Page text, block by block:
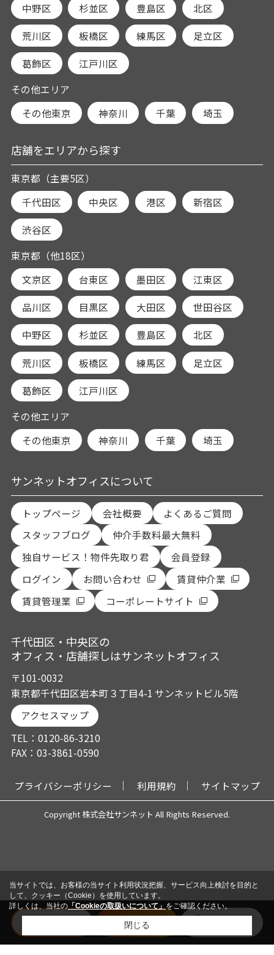
中野区 杉並区 豊島区 北区
荒川区 板橋区 練馬区 足立区
葛飾区
江戸川区
その他エリア
その他東京
神奈川 千葉 埼玉
店舗をエリアから探す
東京都（主要5区）
千代田区
中央区 港区 新宿区
渋谷区
東京都（他18区）
文京区
台東区 墨田区 江東区
品川区 目黒区 大田区 世田谷区
中野区 杉並区 豊島区 北区
荒川区 板橋区 練馬区 足立区
葛飾区
江戸川区
その他エリア
その他東京
神奈川 千葉 埼玉
サンネットオフィスについて
トップページ 会社概要
よくあるご質問
スタッフブログ
仲介手数料最大無料
独自サービス！物件先取り君
会員登録
ログイン
お問い合わせ
賃貸仲介業
賃貸管理業
コーポレートサイト
千代田区・中央区の
オフィス・店舗探しはサンネットオフィス
〒101-0032
東京都千代田区岩本町３丁目4-1 サンネットビル5階
アクセスマップ
TEL：0120-86-3210
FAX：03-3861-0590
プライバシーポリシー 利用規約 サイトマップ
Copyright 株式会社サンネット All Rights Reserved.
メール
当サイトでは、お客様の当サイト利用状況把握、サービス向上検討を目的と
して、クッキー（Cookie）を使用しています。
詳しくは、当社の「Cookieの取扱いについて」をご確認ください。
閉じる